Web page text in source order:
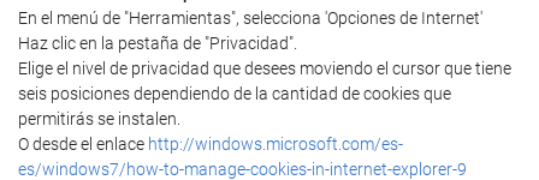
En el menú de "Herramientas", selecciona 'Opciones de Internet'
Haz clic en la pestaña de "Privacidad".
Elige el nivel de privacidad que desees moviendo el cursor que tiene
seis posiciones dependiendo de la cantidad de cookies que
permitirás se instalen.
O desde el enlace http://windows.microsoft.com/es-
es/windows7/how-to-manage-cookies-in-internet-explorer-9